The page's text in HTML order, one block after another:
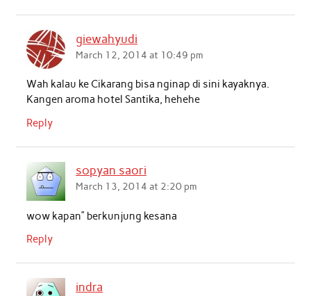
giewahyudi
March 12, 2014 at 10:49 pm
Wah kalau ke Cikarang bisa nginap di sini kayaknya.
Kangen aroma hotel Santika, hehehe
Reply
sopyan saori
March 13, 2014 at 2:20 pm
wow kapan” berkunjung kesana
Reply
indra